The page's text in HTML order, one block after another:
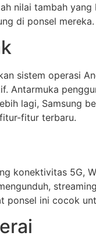
nilai tambah
di ponsel mereka.
sistem operasi
Antarmuka
lagi, Samsung
fitur terbaru.
konektivitas 5G,
ponsel ini cocok